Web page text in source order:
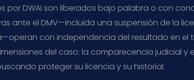
DWAI son liberados bajo palabra o con
ante el DMV—incluida una suspensión de la
con independencia del resultado en el
del caso: la comparecencia judicial y
proteger su licencia y su historial.